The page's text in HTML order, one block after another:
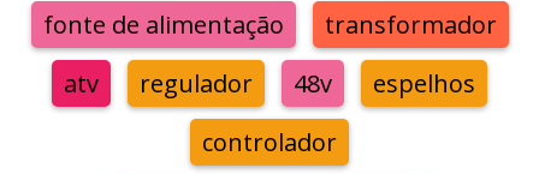
fonte de alimentação
transformador
atv
regulador 48v
espelhos
controlador